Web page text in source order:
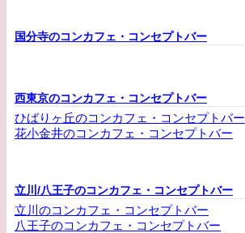
国分寺のコンカフェ・コンセプトバー
西東京のコンカフェ・コンセプトバー
ひばりヶ丘のコンカフェ・コンセプトバー
花小金井のコンカフェ・コンセプトバー
立川/八王子のコンカフェ・コンセプトバー
立川のコンカフェ・コンセプトバー
八王子のコンカフェ・コンセプトバー